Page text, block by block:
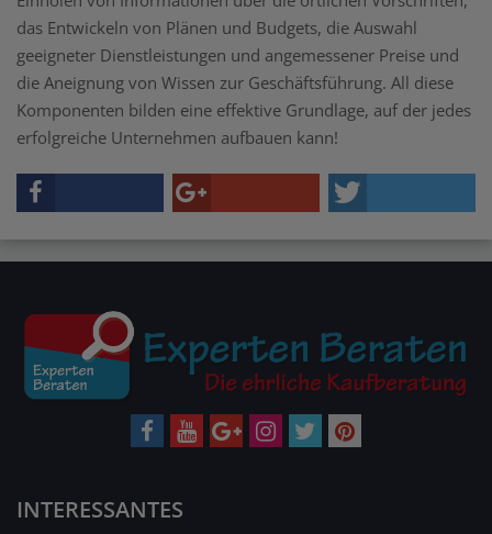
das Entwickeln von Plänen und Budgets, die Auswahl
geeigneter Dienstleistungen und angemessener Preise und
die Aneignung von Wissen zur Geschäftsführung. All diese
Komponenten bilden eine effektive Grundlage, auf der jedes
erfolgreiche Unternehmen aufbauen kann!
INTERESSANTES